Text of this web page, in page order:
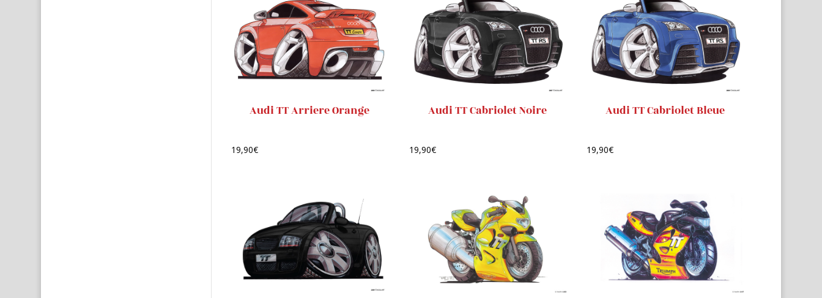
Audi TT Arriere Orange
19,90€
Audi TT Cabriolet Noire
19,90€
Audi TT Cabriolet Bleue
19,90€